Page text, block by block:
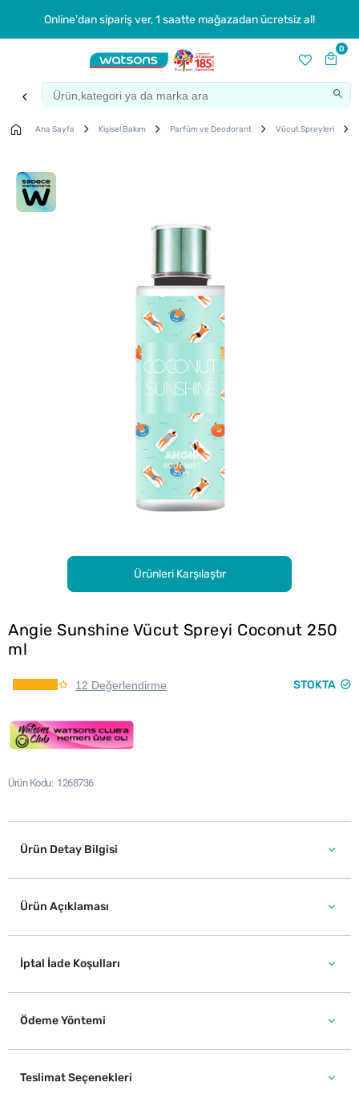
Online'dan sipariş ver, 1 saatte mağazadan ücretsiz al!
0
Ana Sayfa Kişisel Bakım Parfüm ve Deodorant Vücut Spreyleri
Ürünleri Karşılaştır
Angie Sunshine Vücut Spreyi Coconut 250
ml
12 Değerlendirme STOKTA
Ürün Kodu 1268736
Ürün Detay Bilgisi
Ürün Açıklaması
İptal İade Koşulları
Ödeme Yöntemi
Teslimat Seçenekleri